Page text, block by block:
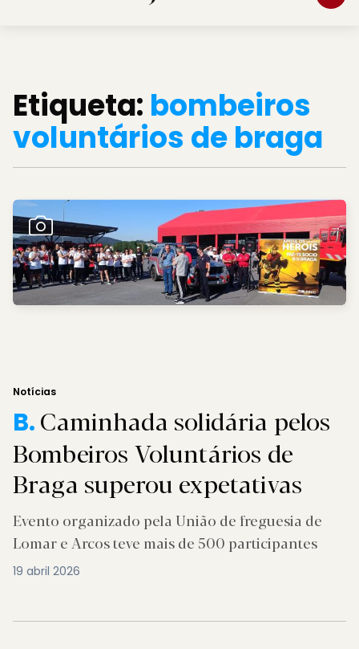
Etiqueta: bombeiros
voluntários de braga
Notícias
B.Caminhada solidária pelos
Bombeiros Voluntários de
Braga superou expetativas
Evento organizado pela União de freguesia de
Lomar e Arcos teve mais de 500 participantes
19 abril 2026